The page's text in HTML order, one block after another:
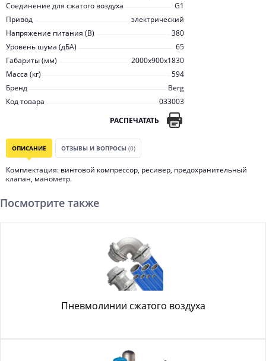
Соединение для сжатого воздуха
G1
Привод
электрический
Напряжение питания (В)
380
Уровень шума (дБА)
65
Габариты (мм)
2000x900x1830
Масса (кг)
594
Бренд
Berg
Код товара
033003
РАСПЕЧАТАТЬ
ОПИСАНИЕ ОТЗЫВЫ И ВОПРОСЫ (0)
Комплектация: винтовой компрессор, ресивер, предохранительный
клапан, манометр.
Посмотрите также
Пневмолинии сжатого воздуха